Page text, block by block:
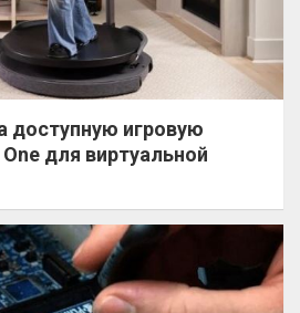
доступную игровую
для виртуальной